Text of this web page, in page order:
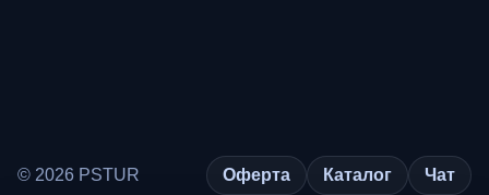
© 2026 PSTUR Оферта Каталог Чат